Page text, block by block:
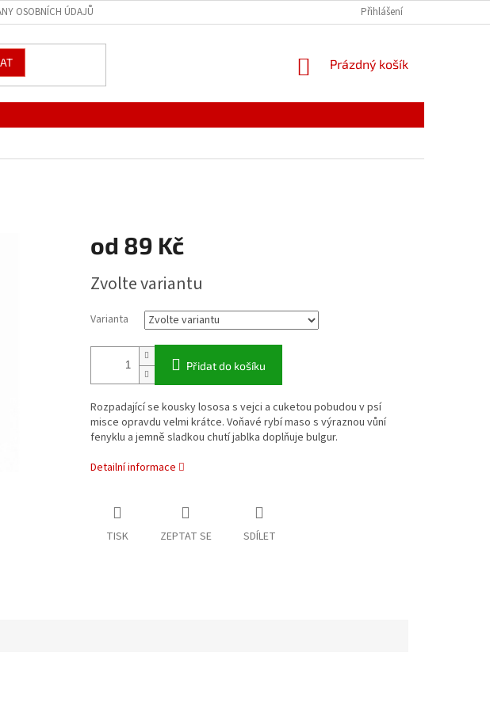
OSOBNÍCH ÚDAJŮ Přihlášení
NÁKUPNÍ
Prázdný košík
od 89 Kč
cena:
Zvolte variantu
Varianta
Přidat do košíku
Rozpadající se kousky lososa s vejci a cuketou pobudou v psí
misce opravdu velmi krátce. Voňavé rybí maso s výraznou vůní
fenyklu a jemně sladkou chutí jablka doplňuje bulgur.
Detailní informace
TISK ZEPTAT SE SDÍLET